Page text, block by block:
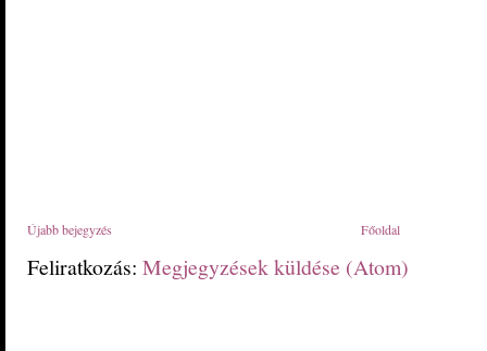
Újabb bejegyzés Főoldal
Feliratkozás: Megjegyzések küldése (Atom)